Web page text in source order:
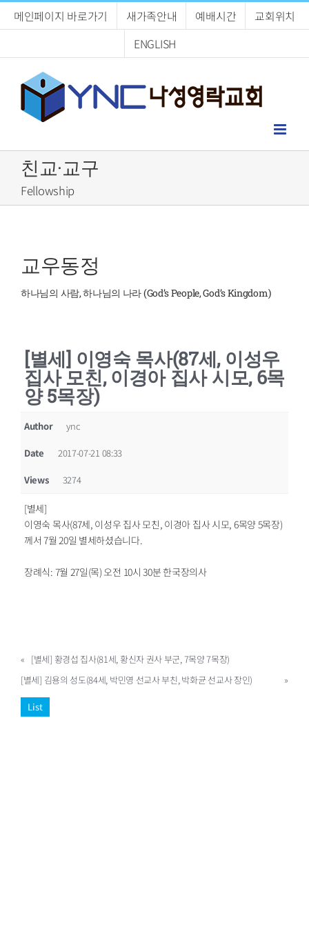
메인페이지 바로가기 새가족안내 예배시간
교회위치
ENGLISH
친교·교구
Fellowship
교우동정
하나님의 사람, 하나님의 나라 (God’s People, God’s Kingdom)
[별세] 이영숙 목사(87세, 이성우
집사 모친, 이경아 집사 시모, 6목
양 5목장)
Author ync
Date 2017-07-21 08:33
Views 3274
[별세]
이영숙 목사(87세, 이성우 집사 모친, 이경아 집사 시모, 6목양 5목장)
께서 7월 20일 별세하셨습니다.
장례식: 7월 27일(목) 오전 10시 30분 한국장의사
« [별세] 황경섭 집사(81세, 황신자 권사 부군, 7목양 7목장)
[별세] 김용의 성도(84세, 박민영 선교사 부친, 박화균 선교사 장인)
»
List